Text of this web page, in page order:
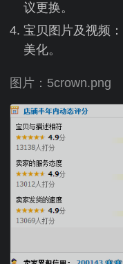
议更换。
宝贝图片及视频
美化。
图片：5crown.png